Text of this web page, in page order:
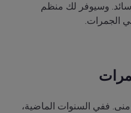
وسيوفر لك منظم
الجمرات.
ففي السنوات الماضية،